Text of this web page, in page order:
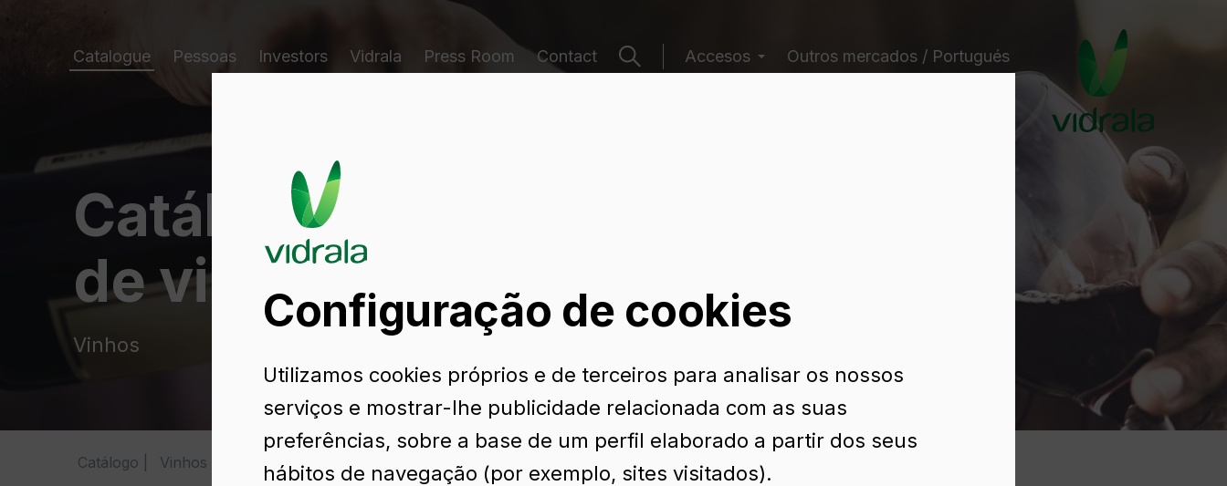
Catalogue Pessoas Investors Vidrala Press Room Contact Accesos Outros mercados / Portugués
Catálogo de embalagens
de vidro
Vinhos
Catálogo Vinhos ANJOU ECUSSON 75 CL BVS
Configuração de cookies
Utilizamos cookies próprios e de terceiros para analisar os nossos
serviços e mostrar-lhe publicidade relacionada com as suas
preferências, sobre a base de um perfil elaborado a partir dos seus
hábitos de navegação (por exemplo, sites visitados).